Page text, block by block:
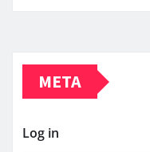
META
Log in